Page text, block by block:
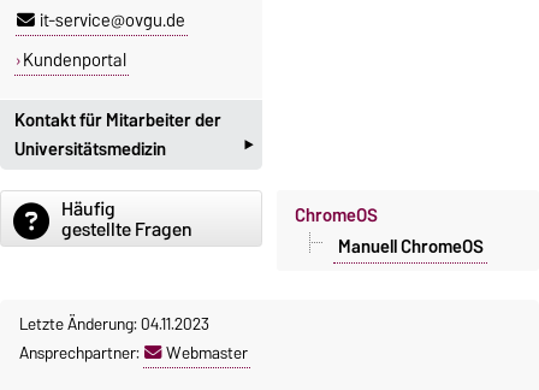
it-service@ovgu.de
Kundenportal
Kontakt für Mitarbeiter der
Universitätsmedizin
‣
Mitarbeiterinnen und
Mitarbeiter der
dieser Seite.
Häufig
gestellte Fragen
ChromeOS
Manuell ChromeOS
Letzte Änderung: 04.11.2023
Ansprechpartner:
Webmaster